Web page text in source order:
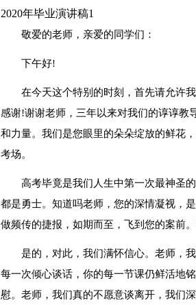
2020年毕业演讲稿1
敬爱的老师，亲爱的同学们：
下午好!
在今天这个特别的时刻，首先请允许
感谢!谢谢老师，三年以来对我们的谆谆教
和力量。我们是您眼里的朵朵绽放的鲜花
考场。
高考毕竟是我们人生中第一次最神圣
都是勇士。知道吗老师，您的深情凝视，
做频传的捷报，如期而至，飞到您的案前
是的，对此，我们满怀信心。老师，
每一次倾心谈话，你的每一节课仍鲜活地
慰。老师，我们真的不愿意谈离开，我们